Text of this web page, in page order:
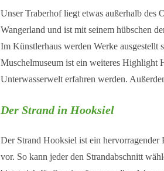
Unser Traberhof liegt etwas außerhalb des
Wangerland und ist mit seinem hübschen
Im Künstlerhaus werden Werke
Muschelmuseum ist ein weiteres Highlight
Unterwasserwelt erfahren werden.
Der Strand in Hooksiel
Der Strand Hooksiel ist ein
vor. So kann jeder den Strandabschnitt